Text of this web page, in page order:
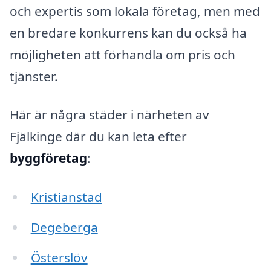
och expertis som lokala företag, men med
en bredare konkurrens kan du också ha
möjligheten att förhandla om pris och
tjänster.
Här är några städer i närheten av
Fjälkinge där du kan leta efter
byggföretag:
Kristianstad
Degeberga
Österslöv